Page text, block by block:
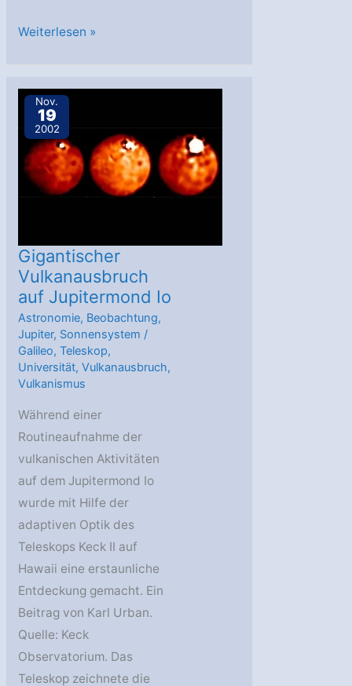
Jupitersonde
ansprechbar
Weiterlesen »
Nov.
19
2002
Gigantischer
Vulkanausbruch
auf Jupitermond Io
Astronomie, Beobachtung,
Jupiter, Sonnensystem /
Galileo,Teleskop,
Universität,Vulkanausbruch,
Vulkanismus
Während einer
Routineaufnahme der
vulkanischen Aktivitäten
auf dem Jupitermond Io
wurde mit Hilfe der
adaptiven Optik des
Teleskops Keck II auf
Hawaii eine erstaunliche
Entdeckung gemacht. Ein
Beitrag von Karl Urban.
Quelle: Keck
Observatorium. Das
Teleskop zeichnete die